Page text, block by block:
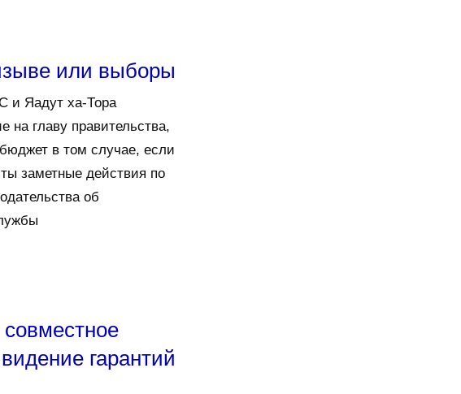
или выборы
и Яадут ха-Тора
на главу правительства,
в том случае, если
заметные действия по
об
гарантий